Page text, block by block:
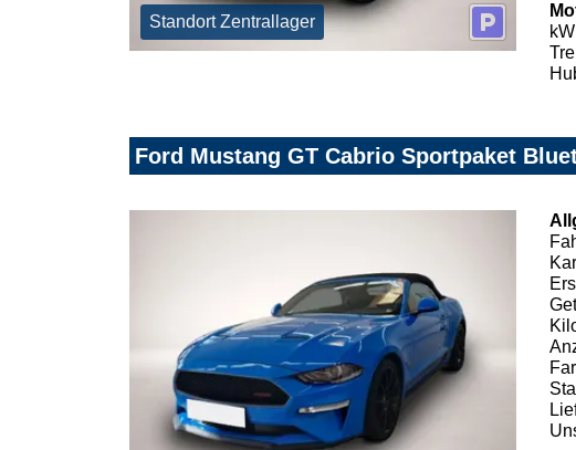
Standort Zentrallager
Ford Mustang GT Cabrio Sportpaket